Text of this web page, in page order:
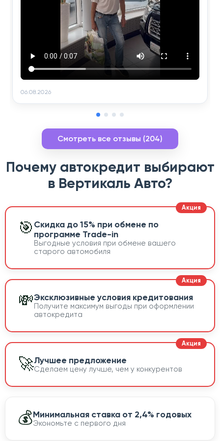
06.08.2026
Смотреть все отзывы (204)
Почему автокредит выбирают
в Вертикаль Авто?
🎯 Скидка до 15% при обмене по
программе Trade-in
Выгодные условия при обмене вашего
старого автомобиля
💸Эксклюзивные условия кредитования
Получите максимум выгоды при оформлении
автокредита
🚀Лучшее предложение
Сделаем цену лучше, чем у конкурентов
💰Минимальная ставка от 2,4% годовых
Экономьте с первого дня